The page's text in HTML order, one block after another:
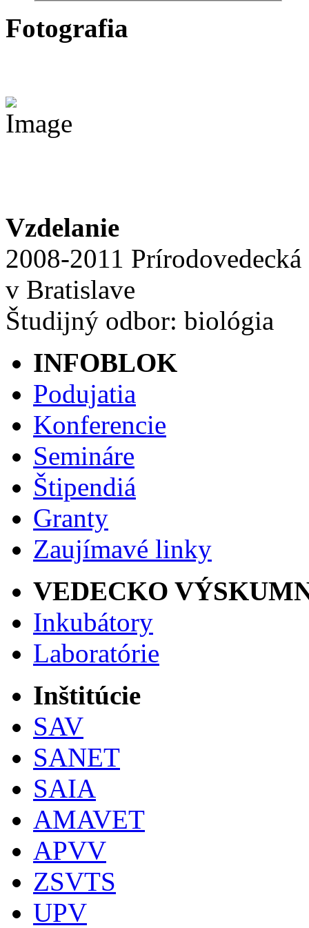
Fotografia
Vzdelanie
2008-2011
v Bratislave
Študijný odbor: biológia
INFOBLOK
Podujatia
Konferencie
Semináre
Štipendiá
Granty
Zaujímavé linky
VEDECKO
Inkubátory
Laboratórie
Inštitúcie
SAV
SANET
SAIA
AMAVET
APVV
ZSVTS
UPV